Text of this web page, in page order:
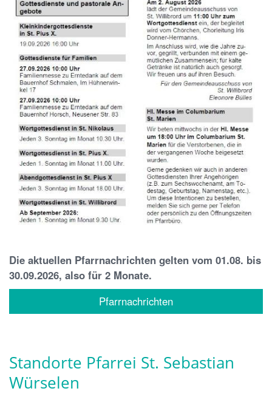
Die aktuellen Pfarrnachrichten gelten vom 01.08. bis
30.09.2026, also für 2 Monate.
Pfarrnachrichten
Standorte Pfarrei St. Sebastian
Würselen